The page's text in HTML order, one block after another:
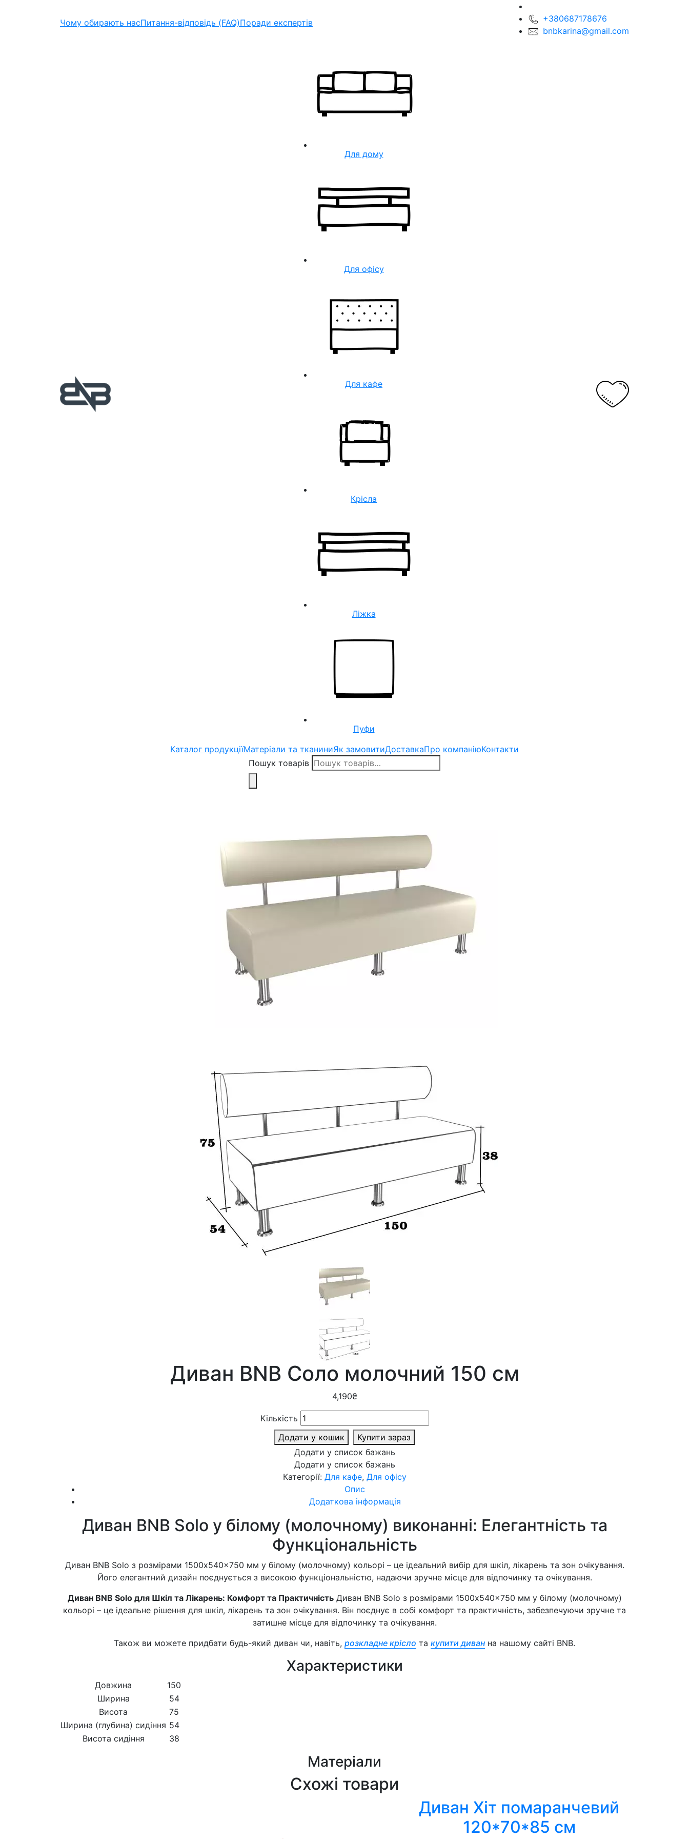
Чому обирають насПитання-відповідь (FAQ)Поради експертів
+380687178676
bnbkarina@gmail.com
Для дому
Для офісу
Для кафе
Крісла
Ліжка
Пуфи
Каталог продукціїМатеріали та тканиниЯк замовитиДоставкаПро компаніюКонтакти
Пошук товарів
Диван BNB Соло молочний 150 см
4,190₴
Кількість
Додати у кошик
Купити зараз
Додати у список бажань
Додати у список бажань
Категорії: Для кафе, Для офісу
Опис
Додаткова інформація
Диван BNB Solo у білому (молочному) виконанні: Елегантність та
Функціональність
Диван BNB Solo з розмірами 1500x540x750 мм у білому (молочному) кольорі – це ідеальний вибір для шкіл, лікарень та зон очікування.
Його елегантний дизайн поєднується з високою функціональністю, надаючи зручне місце для відпочинку та очікування.
Диван BNB Solo для Шкіл та Лікарень: Комфорт та ПрактичністьДиван BNB Solo з розмірами 1500x540x750 мм у білому (молочному)
кольорі – це ідеальне рішення для шкіл, лікарень та зон очікування. Він поєднує в собі комфорт та практичність, забезпечуючи зручне та
затишне місце для відпочинку та очікування.
Також ви можете придбати будь-який диван чи, навіть, розкладне крісло та купити диван на нашому сайті BNB.
Характеристики
Довжина
150
Ширина
54
Висота
75
Ширина (глубина) сидіння 54
Висота сидіння
38
Матеріали
Схожі товари
Диван Хіт помаранчевий
120*70*85 см